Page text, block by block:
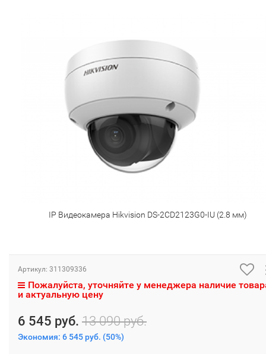
IP Видеокамера Hikvision DS-2CD2123G0-IU (2.8 мм)
Артикул: 311309336
Пожалуйста, уточняйте у менеджера наличие
и актуальную цену
6 545 руб. 13 090 руб.
Экономия: 6 545 руб. (50%)